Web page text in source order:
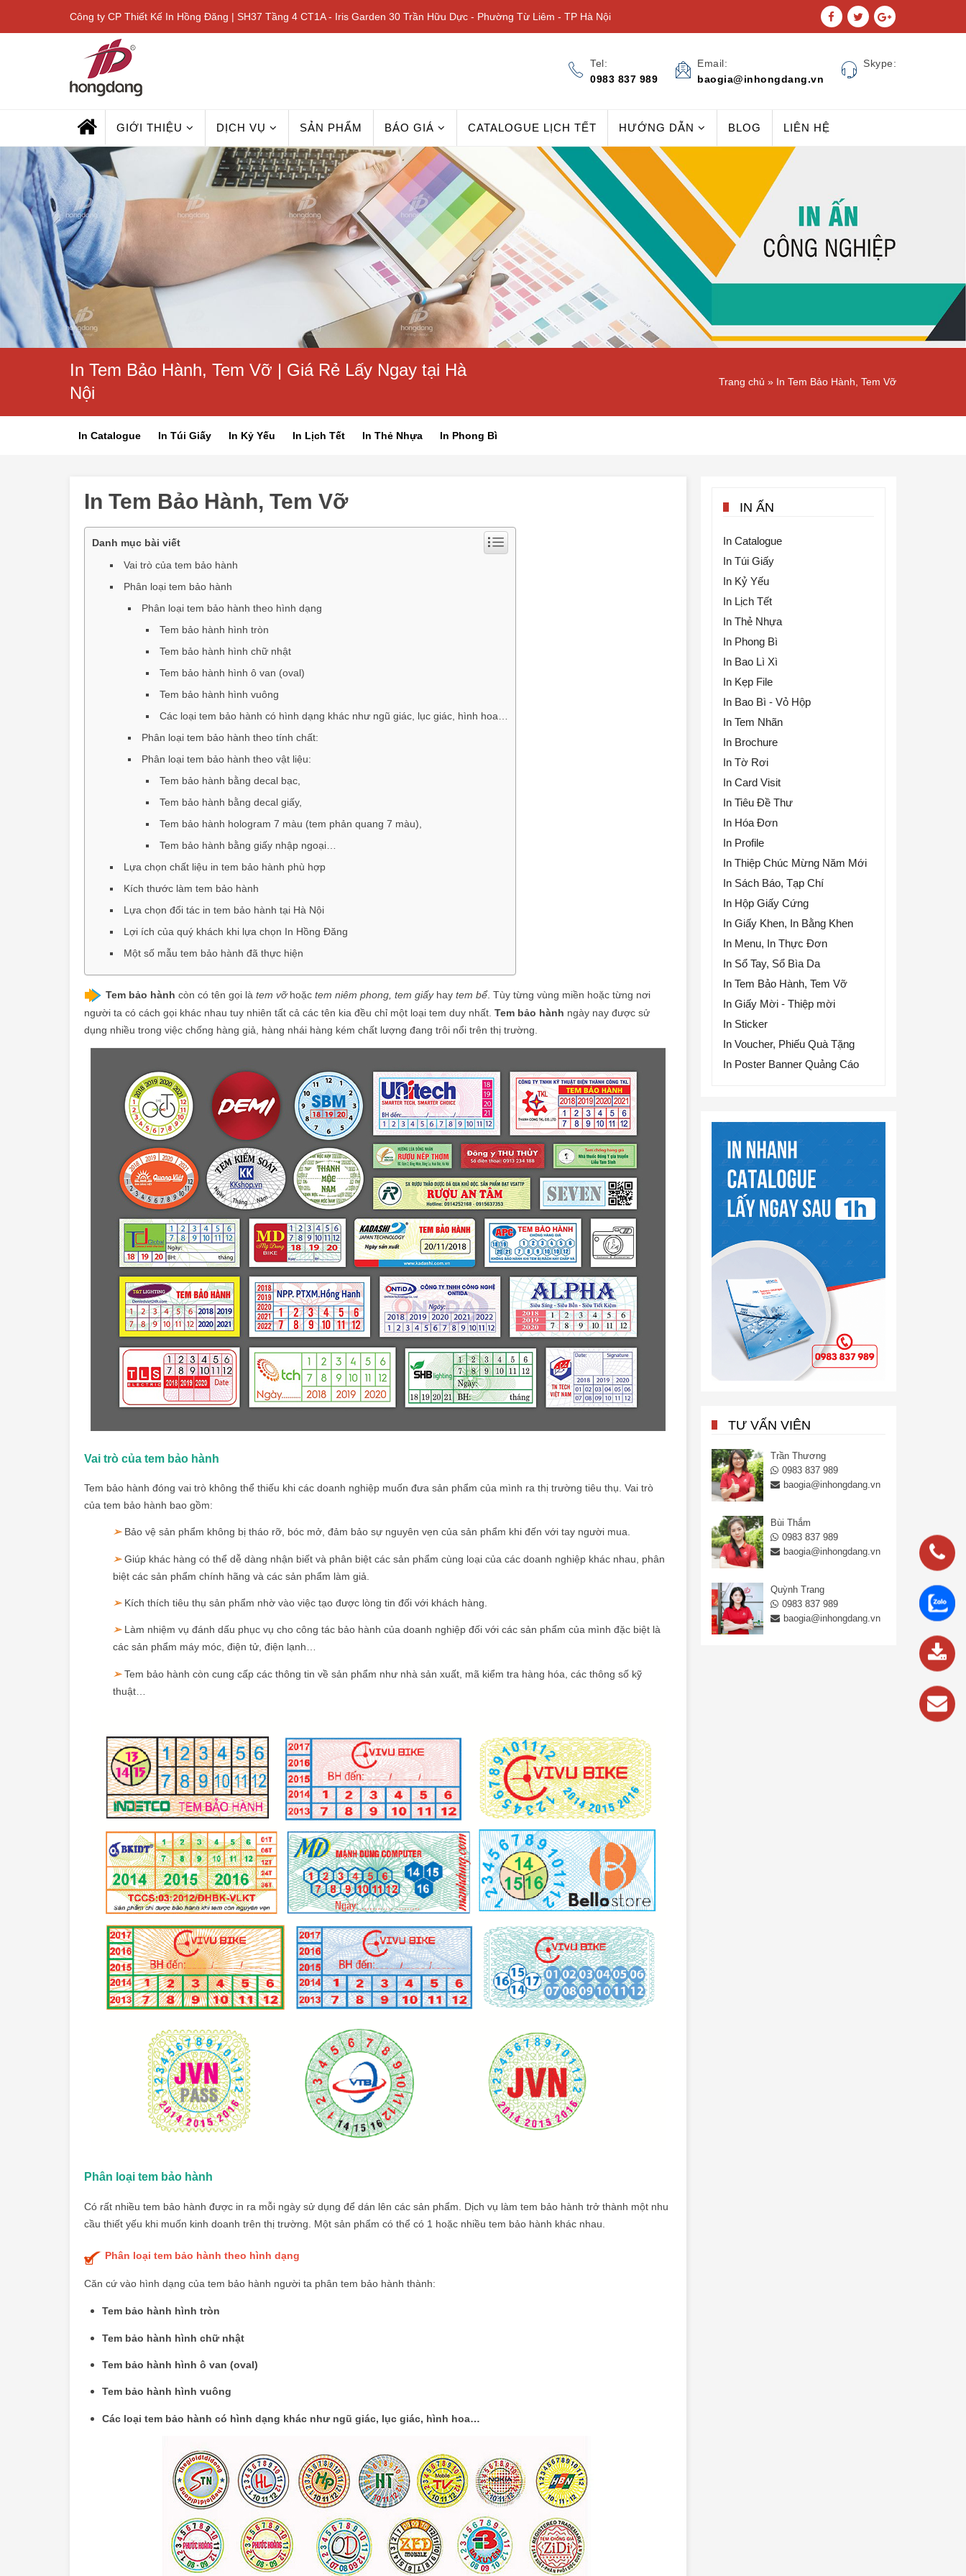
Công ty CP Thiết Kế In Hồng Đăng | SH37 Tầng 4 CT1A - Iris Garden 30 Trần Hữu Dực - Phường Từ Liêm - TP Hà Nội
Tel:
0983 837 989
Email:
baogia@inhongdang.vn
Skype:
GIỚI THIỆU DỊCH VỤ SẢN PHẨM BÁO GIÁ CATALOGUE LỊCH TẾT HƯỚNG DẪN BLOG LIÊN HỆ
In Tem Bảo Hành, Tem Vỡ | Giá Rẻ Lấy Ngay tại Hà
Nội
Trang chủ » In Tem Bảo Hành, Tem Vỡ
In Catalogue In Túi Giấy In Kỷ Yếu In Lịch Tết In Thẻ Nhựa In Phong Bì
In Tem Bảo Hành, Tem Vỡ
Danh mục bài viết
Vai trò của tem bảo hành
Phân loại tem bảo hành
Phân loại tem bảo hành theo hình dạng
Tem bảo hành hình tròn
Tem bảo hành hình chữ nhật
Tem bảo hành hình ô van (oval)
Tem bảo hành hình vuông
Các loại tem bảo hành có hình dạng khác như ngũ giác, lục giác, hình hoa…
Phân loại tem bảo hành theo tính chất:
Phân loại tem bảo hành theo vật liệu:
Tem bảo hành bằng decal bạc,
Tem bảo hành bằng decal giấy,
Tem bảo hành hologram 7 màu (tem phản quang 7 màu),
Tem bảo hành bằng giấy nhập ngoại…
Lựa chọn chất liệu in tem bảo hành phù hợp
Kích thước làm tem bảo hành
Lựa chọn đối tác in tem bảo hành tại Hà Nội
Lợi ích của quý khách khi lựa chọn In Hồng Đăng
Một số mẫu tem bảo hành đã thực hiện
Tem bảo hành còn có tên gọi là tem vỡhoặc tem niêm phong, tem giấyhay tem bể. Tùy từng vùng miền hoặc từng nơi
người ta có cách gọi khác nhau tuy nhiên tất cả các tên kia đều chỉ một loại tem duy nhất. Tem bảo hành ngày nay được sử
dụng nhiều trong việc chống hàng giả, hàng nhái hàng kém chất lượng đang trôi nổi trên thị trường.
Vai trò của tem bảo hành
Tem bảo hành đóng vai trò không thể thiếu khi các doanh nghiệp muốn đưa sản phẩm của mình ra thị trường tiêu thụ. Vai trò
của tem bảo hành bao gồm:
➢ Bảo vệ sản phẩm không bị tháo rỡ, bóc mở, đảm bảo sự nguyên vẹn của sản phẩm khi đến với tay người mua.
➢ Giúp khác hàng có thể dễ dàng nhận biết và phân biệt các sản phẩm cùng loại của các doanh nghiệp khác nhau, phân
biệt các sản phẩm chính hãng và các sản phẩm làm giả.
➢ Kích thích tiêu thụ sản phẩm nhờ vào việc tạo được lòng tin đối với khách hàng.
➢ Làm nhiệm vụ đánh dấu phục vụ cho công tác bảo hành của doanh nghiệp đối với các sản phẩm của mình đặc biệt là
các sản phẩm máy móc, điện tử, điện lạnh…
➢ Tem bảo hành còn cung cấp các thông tin về sản phẩm như nhà sản xuất, mã kiểm tra hàng hóa, các thông số kỹ
thuật…
Phân loại tem bảo hành
Có rất nhiều tem bảo hành được in ra mỗi ngày sử dụng để dán lên các sản phẩm. Dịch vụ làm tem bảo hành trở thành một nhu
cầu thiết yếu khi muốn kinh doanh trên thị trường. Một sản phẩm có thể có 1 hoặc nhiều tem bảo hành khác nhau.
Phân loại tem bảo hành theo hình dạng
Căn cứ vào hình dạng của tem bảo hành người ta phân tem bảo hành thành:
Tem bảo hành hình tròn
Tem bảo hành hình chữ nhật
Tem bảo hành hình ô van (oval)
Tem bảo hành hình vuông
Các loại tem bảo hành có hình dạng khác như ngũ giác, lục giác, hình hoa…
IN ẤN
In Catalogue
In Túi Giấy
In Kỷ Yếu
In Lịch Tết
In Thẻ Nhựa
In Phong Bì
In Bao Lì Xì
In Kẹp File
In Bao Bì - Vỏ Hộp
In Tem Nhãn
In Brochure
In Tờ Rơi
In Card Visit
In Tiêu Đề Thư
In Hóa Đơn
In Profile
In Thiệp Chúc Mừng Năm Mới
In Sách Báo, Tạp Chí
In Hộp Giấy Cứng
In Giấy Khen, In Bằng Khen
In Menu, In Thực Đơn
In Sổ Tay, Sổ Bìa Da
In Tem Bảo Hành, Tem Vỡ
In Giấy Mời - Thiệp mời
In Sticker
In Voucher, Phiếu Quà Tặng
In Poster Banner Quảng Cáo
TƯ VẤN VIÊN
Trần Thương
0983 837 989
baogia@inhongdang.vn
Bùi Thắm
0983 837 989
baogia@inhongdang.vn
Quỳnh Trang
0983 837 989
baogia@inhongdang.vn